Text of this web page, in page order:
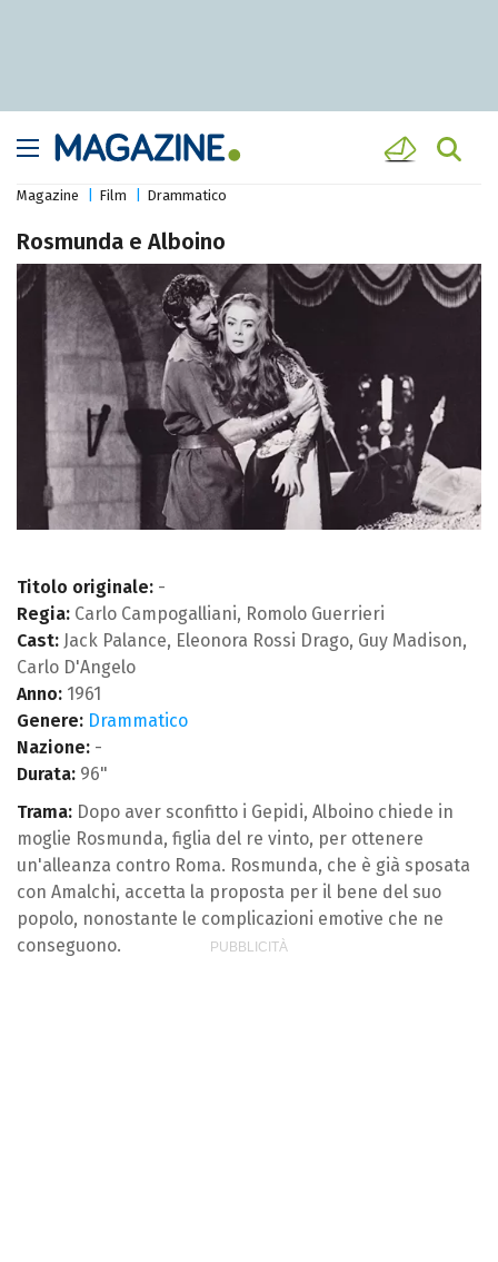
Magazine Film Drammatico
Rosmunda e Alboino
Titolo originale: -
Regia: Carlo Campogalliani, Romolo Guerrieri
Cast: Jack Palance, Eleonora Rossi Drago, Guy Madison,
Carlo D'Angelo
Anno: 1961
Genere: Drammatico
Nazione: -
Durata: 96"
Trama: Dopo aver sconfitto i Gepidi, Alboino chiede in
moglie Rosmunda, figlia del re vinto, per ottenere
un'alleanza contro Roma. Rosmunda, che è già sposata
con Amalchi, accetta la proposta per il bene del suo
popolo, nonostante le complicazioni emotive che ne
conseguono.